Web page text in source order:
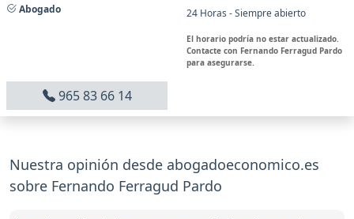
Abogado
24 Horas - Siempre abierto
El horario podría no estar actualizado.
Contacte con Fernando Ferragud Pardo
para asegurarse.
965 83 66 14
Nuestra opinión desde abogadoeconomico.es
sobre Fernando Ferragud Pardo